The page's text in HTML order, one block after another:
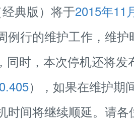
典版）将于2015年11
例行的维护工作，维护
，同时，本次停机还将
），如果在维护期
时间将继续顺延。请各